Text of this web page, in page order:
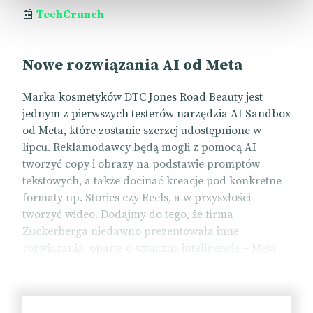
📰 TechCrunch
Nowe rozwiązania AI od Meta
Marka kosmetyków DTC Jones Road Beauty jest
jednym z pierwszych testerów narzędzia AI Sandbox
od Meta, które zostanie szerzej udostępnione w
lipcu. Reklamodawcy będą mogli z pomocą AI
tworzyć copy i obrazy na podstawie promptów
tekstowych, a także docinać kreacje pod konkretne
formaty np. Stories czy Reels, a w przyszłości
tworzyć wideo. Dodajmy do tego, że firma
Zuckerberga niedawno prezentowała inne
rozwiązania, oparte o sztuczną inteligencję – Meta